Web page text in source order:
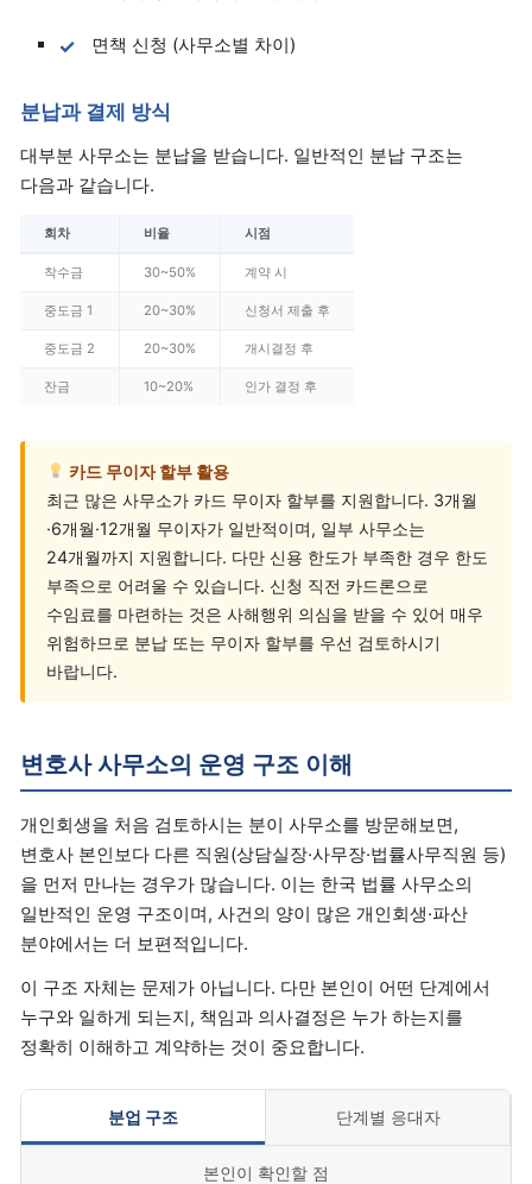
면책 신청 (사무소별 차이)
분납과 결제 방식
대부분 사무소는 분납을 받습니다. 일반적인 분납 구조는
다음과 같습니다.
회차 비율 시점
착수금 30~50% 계약 시
중도금 1 20~30% 신청서 제출 후
중도금 2 20~30% 개시결정 후
잔금 10~20% 인가 결정 후
카드 무이자 할부 활용
최근 많은 사무소가 카드 무이자 할부를 지원합니다. 3개월
·6개월·12개월 무이자가 일반적이며, 일부 사무소는
24개월까지 지원합니다. 다만 신용 한도가 부족한 경우 한도
부족으로 어려울 수 있습니다. 신청 직전 카드론으로
수임료를 마련하는 것은 사해행위 의심을 받을 수 있어 매우
위험하므로 분납 또는 무이자 할부를 우선 검토하시기
바랍니다.
변호사 사무소의 운영 구조 이해
개인회생을 처음 검토하시는 분이 사무소를 방문해보면,
변호사 본인보다 다른 직원(상담실장·사무장·법률사무직원 등)
을 먼저 만나는 경우가 많습니다. 이는 한국 법률 사무소의
일반적인 운영 구조이며, 사건의 양이 많은 개인회생·파산
분야에서는 더 보편적입니다.
이 구조 자체는 문제가 아닙니다. 다만 본인이 어떤 단계에서
누구와 일하게 되는지, 책임과 의사결정은 누가 하는지를
정확히 이해하고 계약하는 것이 중요합니다.
분업 구조 단계별 응대자
본인이 확인할 점